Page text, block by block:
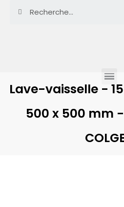
Lave-vaisselle -
500 x 500 mm -